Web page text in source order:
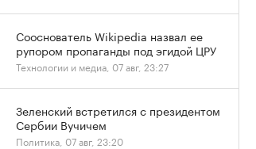
Сооснователь Wikipedia назвал ее
рупором пропаганды под эгидой ЦРУ
Технологии и медиа, 07 авг, 23:27
Зеленский встретился с президентом
Сербии Вучичем
Политика, 07 авг, 23:20